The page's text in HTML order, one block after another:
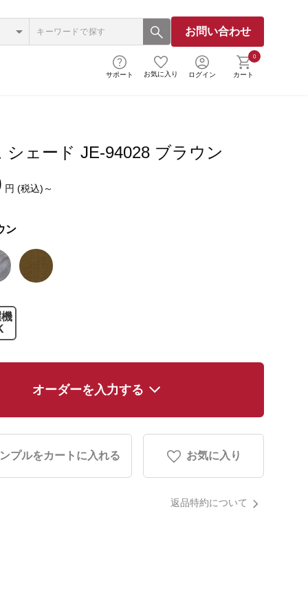
お問い合わせ
サポート お気に入り ログイン
0
カート
シェード JE-94028 ブラウン
円 (税込)～
ン
オーダーを入力する
プルをカートに入れる お気に入り
返品特約について